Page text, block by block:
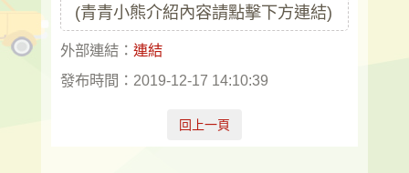
(青青小熊介紹內容請點擊下方連結)
外部連結： 連結
發布時間：2019-12-17 14:10:39
回上一頁